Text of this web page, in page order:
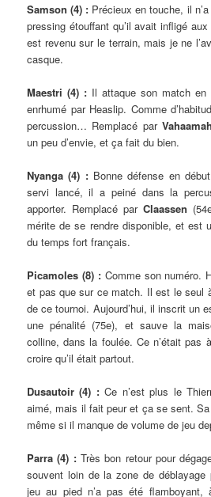
Samson (4) : Précieux en touche, il
pressing étouffant qu’il avait infligé
est revenu sur le terrain, mais je ne
casque.
Maestri (4) : Il attaque son match en
enrhumé par Heaslip. Comme
percussion… Remplacé par
un peu d’envie, et ça fait du bien.
Nyanga (4) :Bonne défense en
servi lancé, il a peiné dans la
apporter. Remplacé parClaassen
mérite de se rendre disponible, et est
du temps fort français.
Picamoles (8) :Comme son numéro.
et pas que sur ce match. Il est le seul
de ce tournoi. Aujourd’hui, il inscrit un
une pénalité (75e), et sauve la
colline, dans la foulée. Ce n’était pas
croire qu’il était partout.
Dusautoir (4) :Ce n’est plus le
aimé, mais il fait peur et ça se sent.
même si il manque de volume de jeu
Parra (4) :Très bon retour pour
souvent loin de la zone de
jeu au pied n’a pas été flamboyant,